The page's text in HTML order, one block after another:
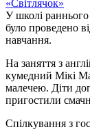
У школі
було проведено
навчання.
На заняття з
кумедний Мікі
малечею. Діти
пригостили
Спілкування з